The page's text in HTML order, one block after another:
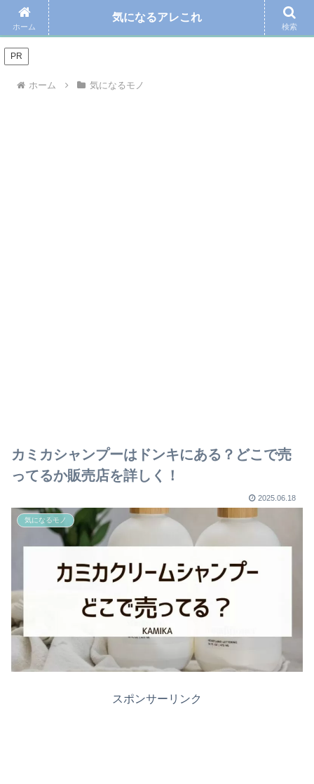
＼Amazonの毎日お得なタイムセール☆こちらから／
PR
ホーム 気になるモノ
カミカシャンプーはドンキにある？どこで売
ってるか販売店を詳しく！
2025.06.18
気になるモノ
スポンサーリンク
ホーム
気になるアレこれ
検索